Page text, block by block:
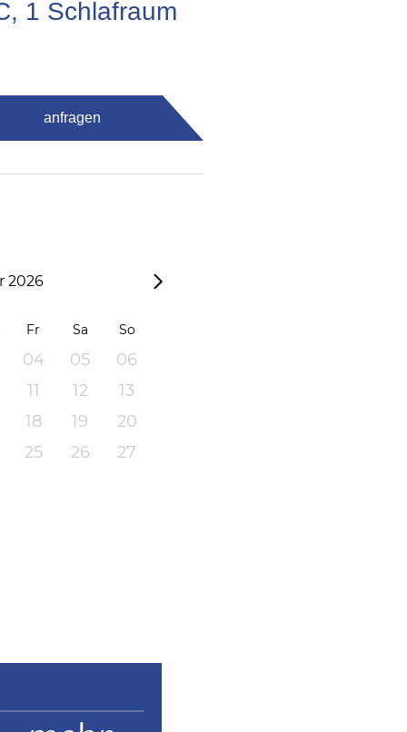
1 Schlafraum
anfragen
2026
Fr Sa So
04 05
06
11 12
13
18 19
20
25 26
27